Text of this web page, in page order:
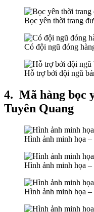
Bọc yên thời trang
Có đội ngũ đóng
Hỗ trợ bởi đội ngũ
4. Mã hàng bọc
Tuyên Quang
Hình ảnh minh họa
Hình ảnh minh họa
Hình ảnh minh họa